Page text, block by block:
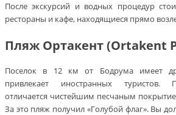
После экскурсий и водных процедур
рестораны и кафе, находящиеся прямо
Пляж Ортакент (Ortakent
Поселок в 12 км от Бодрума имеет
привлекает иностранных туристов.
отличается чистейшим песчаным
За это пляж получил «Голубой флаг». Вы